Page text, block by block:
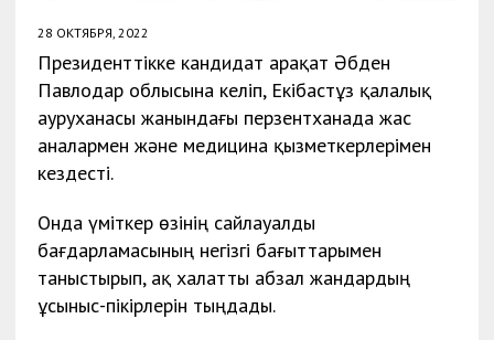
28 ОКТЯБРЯ, 2022
Президенттікке кандидат Қарақат Әбден
Павлодар облысына келіп, Екібастұз қалалық
ауруханасы жанындағы перзентханада жас
аналармен және медицина қызметкерлерімен
кездесті.
Онда үміткер өзінің сайлауалды
бағдарламасының негізгі бағыттарымен
таныстырып, ақ халатты абзал жандардың
ұсыныс-пікірлерін тыңдады.